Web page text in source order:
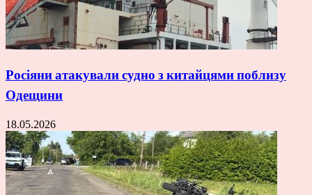
Росіяни атакували судно з китайцями поблизу
Одещини
18.05.2026